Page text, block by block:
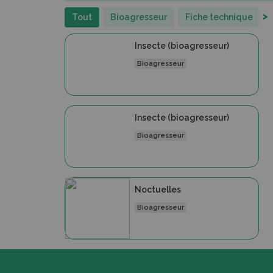
Tout Bioagresseur Fiche technique >
Insecte (bioagresseur)
Bioagresseur
Insecte (bioagresseur)
Bioagresseur
Noctuelles
Bioagresseur